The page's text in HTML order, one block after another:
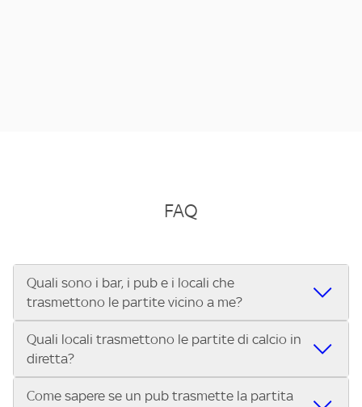
FAQ
Quali sono i bar, i pub e i locali che
trasmettono le partite vicino a me?
Se cerchi un bar, pub, ristorante o locale vicino a te per
vedere le partite di Serie A ENILIVE, la Serie C Sky Wifi, la
UEFA Champions League, la UEFA Europa League, la UEFA
Conference League, il Tennis, la Formula 1®, la MotoGP™ e
Quali locali trasmettono le partite di calcio in
diretta?
Vuoi sapere quali bar, pub o ristoranti mostrano le partite
Come sapere se un pub trasmette la partita